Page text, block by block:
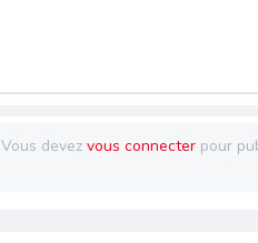
Vous devezvous connecter pour